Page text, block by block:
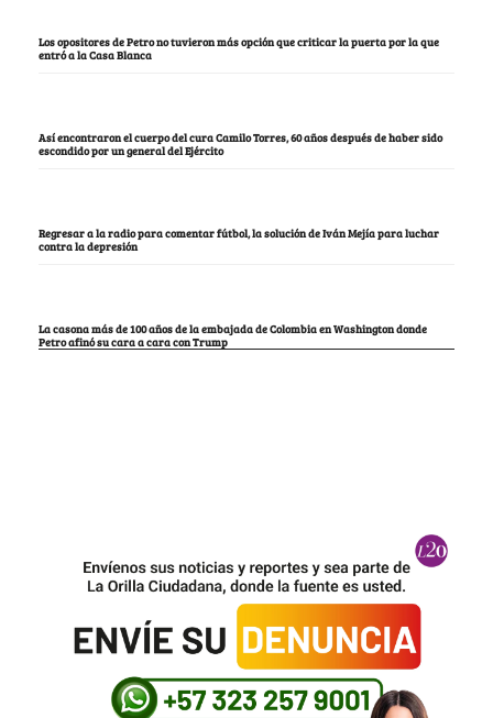
Los opositores de Petro no tuvieron más opción que criticar la puerta por la que
entró a la Casa Blanca
Así encontraron el cuerpo del cura Camilo Torres, 60 años después de haber sido
escondido por un general del Ejército
Regresar a la radio para comentar fútbol, la solución de Iván Mejía para luchar
contra la depresión
La casona más de 100 años de la embajada de Colombia en Washington donde
Petro afinó su cara a cara con Trump